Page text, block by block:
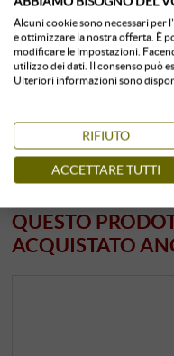
Conservato in ambiente
QUESTO
ACQUISTATO
Alcuni cookie sono necessari per
e ottimizzare la nostra offerta. È
modificare le impostazioni.
utilizzo dei dati. Il consenso può
Ulteriori informazioni sono
RIFIUTO
ACCETTARE TUTTI